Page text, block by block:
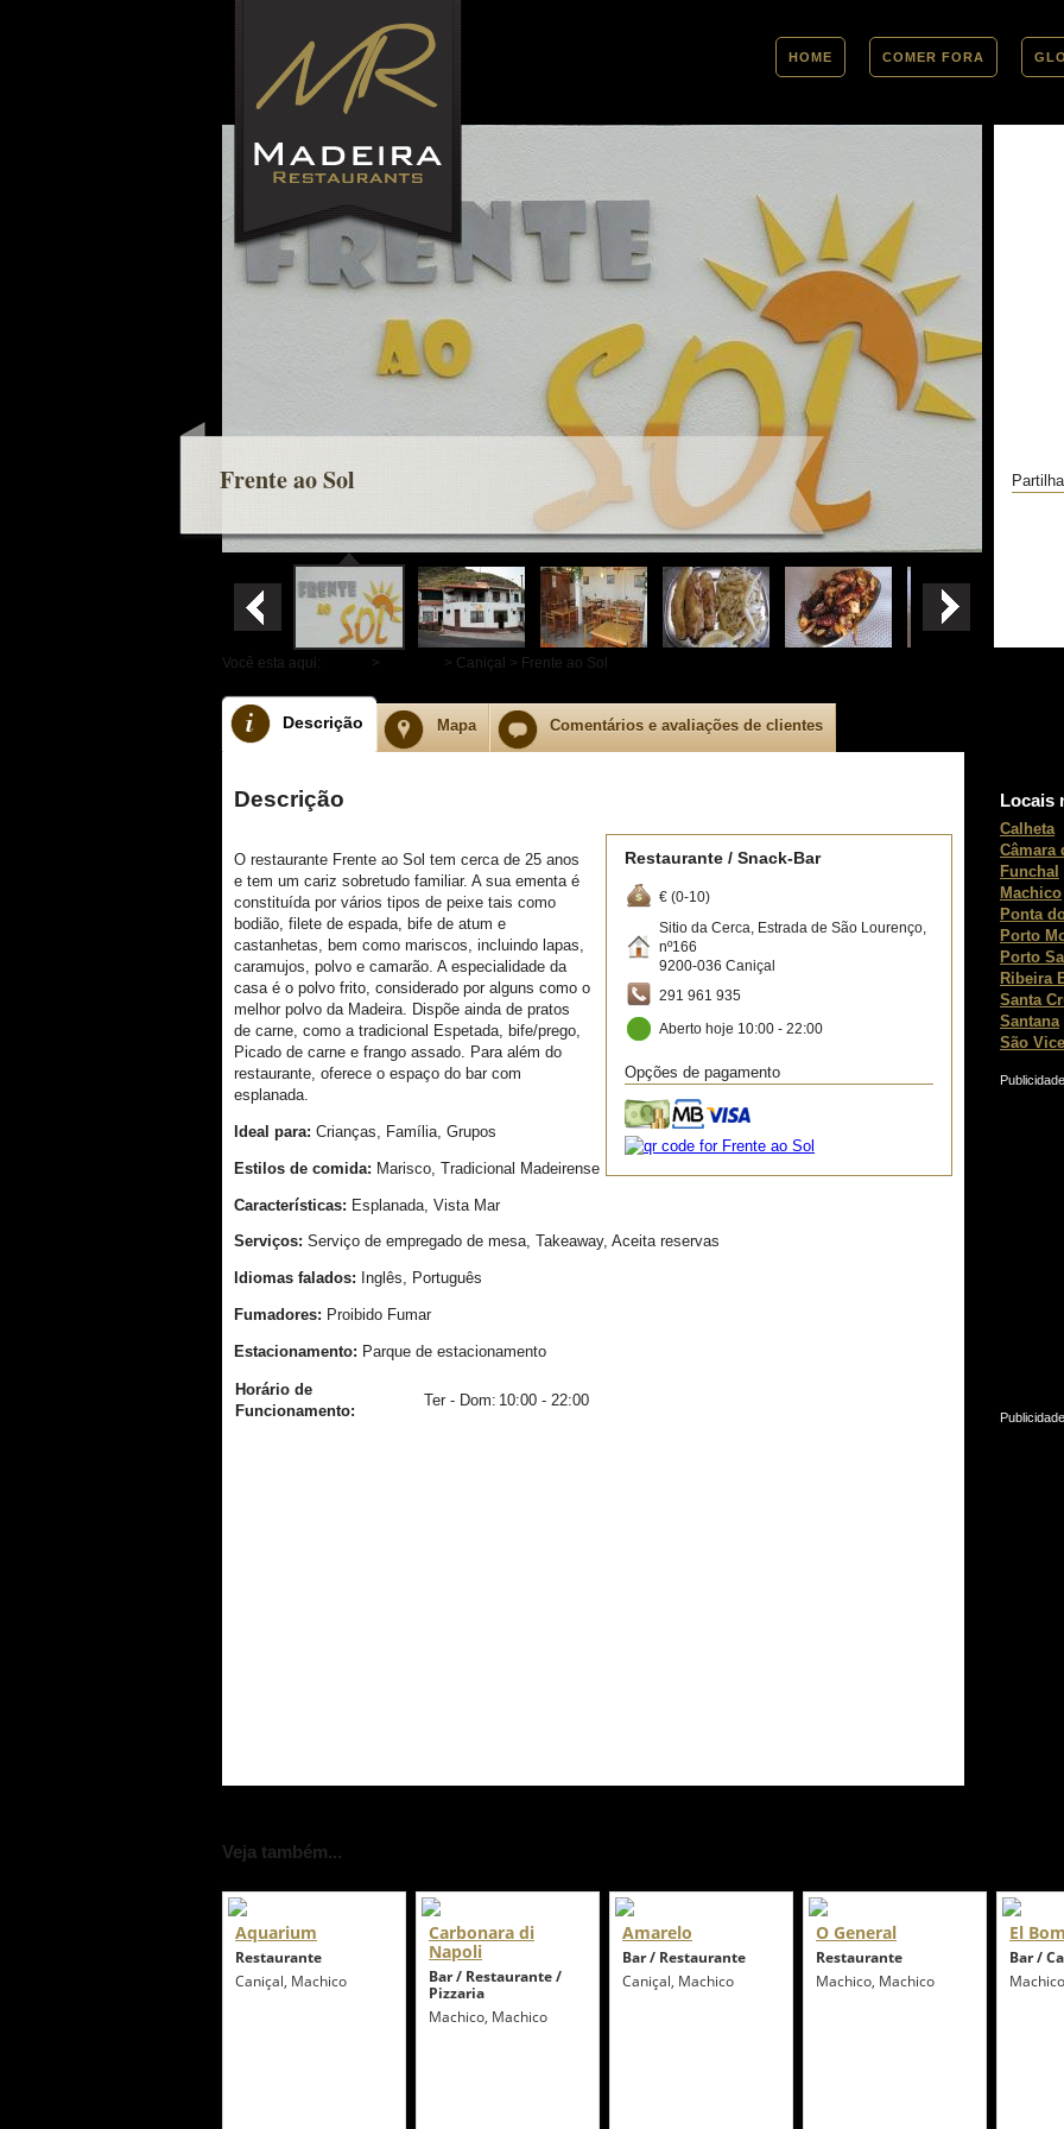
HOME COMER FORA
Frente ao Sol
Você esta aqui: > > Caniçal > Frente ao Sol
Descrição Mapa Comentários e avaliações de clientes
Descrição
O restaurante Frente ao Sol tem cerca de 25 anos
e tem um cariz sobretudo familiar. A sua ementa é
constituída por vários tipos de peixe tais como
bodião, filete de espada, bife de atum e
castanhetas, bem como mariscos, incluindo lapas,
caramujos, polvo e camarão. A especialidade da
casa é o polvo frito, considerado por alguns como o
melhor polvo da Madeira. Dispõe ainda de pratos
de carne, como a tradicional Espetada, bife/prego,
Picado de carne e frango assado. Para além do
restaurante, oferece o espaço do bar com
esplanada.
Restaurante / Snack-Bar
€ (0-10)
Sitio da Cerca, Estrada de São Lourenço,
nº166
9200-036 Caniçal
291 961 935
Aberto hoje 10:00 - 22:00
Opções de pagamento
Ideal para: Crianças, Família, Grupos
Estilos de comida: Marisco, Tradicional Madeirense
Características: Esplanada, Vista Mar
Serviços: Serviço de empregado de mesa, Takeaway, Aceita reservas
Idiomas falados: Inglês, Português
Fumadores: Proibido Fumar
Estacionamento: Parque de estacionamento
Horário de
Funcionamento:
Ter - Dom: 10:00 - 22:00
Locais
Calheta
Câmara
Funchal
Machico
Ponta
Porto
Porto
Ribeira
Santa
Santana
São
Publicidade
Publicidade
Veja também...
Aquarium
Restaurante
Caniçal, Machico
Carbonara di
Napoli
Bar / Restaurante /
Pizzaria
Machico, Machico
Amarelo
Bar / Restaurante
Caniçal, Machico
O General
Restaurante
Machico, Machico
El
Bar /